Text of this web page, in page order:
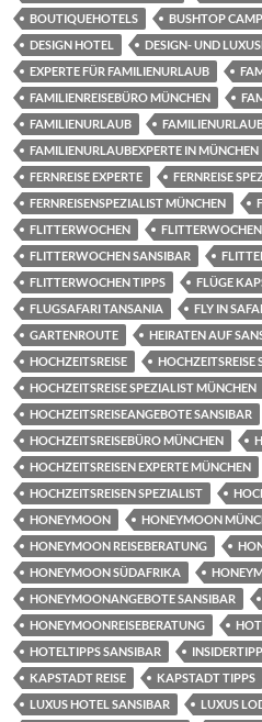
BOUTIQUEHOTELS
BUSHTOP
DESIGN HOTEL
DESIGN- UND
EXPERTE FÜR FAMILIENURLAUB
FAMILIENREISEBÜRO MÜNCHEN
FAMILIENURLAUB
FAMILIENURLAUBEXPERTE IN MÜNCHEN
FERNREISE EXPERTE
FERNREISE
FERNREISENSPEZIALIST MÜNCHEN
FLITTERWOCHEN
FLITTERWOCHEN SANSIBAR
FLITTERWOCHEN TIPPS
FLÜGE
FLUGSAFARI TANSANIA
FLY IN
GARTENROUTE
HEIRATEN AUF
HOCHZEITSREISE
HOCHZEITSREISE
HOCHZEITSREISE SPEZIALIST MÜNCHEN
HOCHZEITSREISEANGEBOTE SANSIBAR
HOCHZEITSREISEBÜRO MÜNCHEN
HOCHZEITSREISEN EXPERTE MÜNCHEN
HOCHZEITSREISEN SPEZIALIST
HONEYMOON
HONEYMOON
HONEYMOON REISEBERATUNG
HONEYMOON SÜDAFRIKA
HONEYMOONANGEBOTE SANSIBAR
HONEYMOONREISEBERATUNG
HOTELTIPPS SANSIBAR
KAPSTADT REISE
KAPSTADT TIPPS
LUXUS HOTEL SANSIBAR
LUXUS